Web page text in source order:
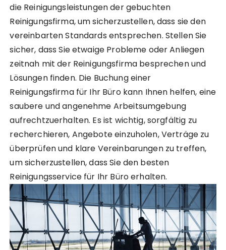
die Reinigungsleistungen der gebuchten
Reinigungsfirma, um sicherzustellen, dass sie den
vereinbarten Standards entsprechen. Stellen Sie
sicher, dass Sie etwaige Probleme oder Anliegen
zeitnah mit der Reinigungsfirma besprechen und
Lösungen finden. Die Buchung einer
Reinigungsfirma für Ihr Büro kann Ihnen helfen, eine
saubere und angenehme Arbeitsumgebung
aufrechtzuerhalten. Es ist wichtig, sorgfältig zu
recherchieren, Angebote einzuholen, Verträge zu
überprüfen und klare Vereinbarungen zu treffen,
um sicherzustellen, dass Sie den besten
Reinigungsservice für Ihr Büro erhalten.